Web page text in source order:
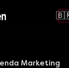
Marketing